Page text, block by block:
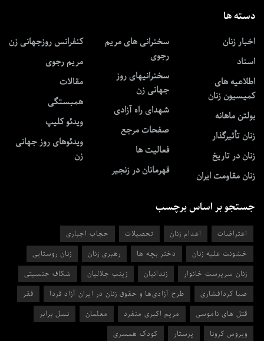
دسته ها
اخبار زنان
اسناد
اطلاعیه های
کمیسیون زنان
بولتن ماهانه
زنان تأثیرگذار
زنان در تاریخ
زنان مقاومت ایران
سخنرانی های مریم
رجوی
سخنرانیهای روز
جهانی زن
شهدای راه آزادی
صفحات مرجع
فعالیت ها
قهرمانان در زنجیر
کنفرانس روزجهانی زن
مریم رجوی
مقالات
همبستگی
ویدئو کلیپ
ویدئوهای روز جهانی
زن
جستجو بر اساس برچسب
اعتراضات اعدام زنان تحصیلات
حجاب اجباری
خشونت علیه زنان
دختر بچه ها رهبری زنان
زنان روستایی
زنان سرپرست خانوار
زندانیان زینب جلالیان
شکاف جنسیتی
صبا کردافشاری
طرح آزادی‌ها و حقوق زنان در ایران آزاد فردا
فقر
قتل های ناموسی
مریم اکبری منفرد معلمان
نسل برابر
ویروس کرونا
پرستار کودک همسری